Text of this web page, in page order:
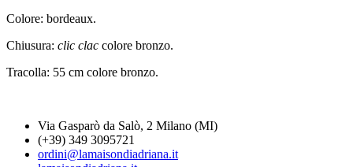
Colore: bordeaux.
Chiusura: clic clac colore bronzo.
Tracolla: 55 cm colore bronzo.
Via Gasparò da Salò, 2 Milano (MI)
(+39) 349 3095721
ordini@lamaisondiadriana.it